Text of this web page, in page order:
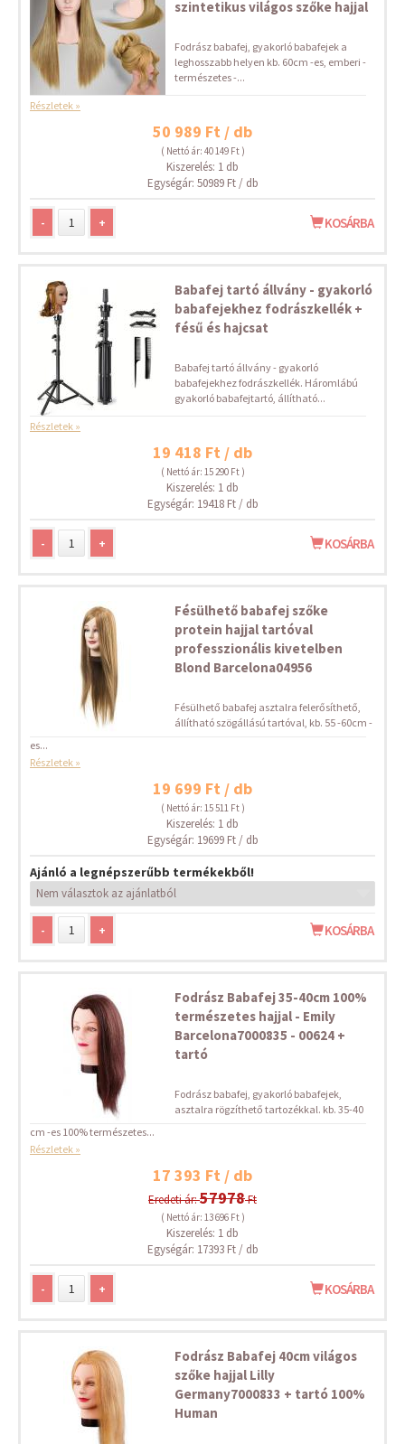
szintetikus világos szőke hajjal
Fodrász babafej, gyakorló babafejek a
leghosszabb helyen kb. 60cm -es, emberi -
természetes -...
Részletek »
50 989 Ft / db
( Nettó ár: 40 149 Ft )
Kiszerelés: 1 db
Egységár: 50989 Ft / db
- + KOSÁRBA
Babafej tartó állvány - gyakorló
babafejekhez fodrászkellék +
fésű és hajcsat
Babafej tartó állvány - gyakorló
babafejekhez fodrászkellék. Háromlábú
gyakorló babafejtartó, állítható...
Részletek »
19 418 Ft / db
( Nettó ár: 15 290 Ft )
Kiszerelés: 1 db
Egységár: 19418 Ft / db
- + KOSÁRBA
Fésülhető babafej szőke
protein hajjal tartóval
professzionális kivetelben
Blond Barcelona04956
Fésülhető babafej asztalra felerősíthető,
állítható szögállású tartóval, kb. 55 -60cm -
es...
Részletek »
19 699 Ft / db
( Nettó ár: 15 511 Ft )
Kiszerelés: 1 db
Egységár: 19699 Ft / db
Ajánló a legnépszerűbb termékekből!
- + KOSÁRBA
Fodrász Babafej 35-40cm 100%
természetes hajjal - Emily
Barcelona7000835 - 00624 +
tartó
Fodrász babafej, gyakorló babafejek,
asztalra rögzíthető tartozékkal. kb. 35-40
cm -es 100% természetes...
Részletek »
17 393 Ft / db
Eredeti ár:57978Ft
( Nettó ár: 13 696 Ft )
Kiszerelés: 1 db
Egységár: 17393 Ft / db
- + KOSÁRBA
Fodrász Babafej 40cm világos
szőke hajjal Lilly
Germany7000833 + tartó 100%
Human